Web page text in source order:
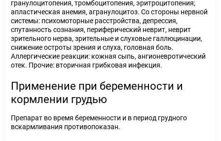
гранулоцитопения, тромбоцитопения, эритроцитопения;
апластическая анемия, агранулоцитоз. Со стороны нервной
системы: психомоторные расстройства, депрессия,
спутанность сознания, периферический неврит, неврит
зрительного нерва, зрительные и слуховые галлюцинации,
снижение остроты зрения и слуха, головная боль.
Аллергические реакции: кожная сыпь, ангионевротический
отек. Прочие: вторичная грибковая инфекция.
Применение при беременности и
кормлении грудью
Препарат во время беременности и в период грудного
вскармливания противопоказан.